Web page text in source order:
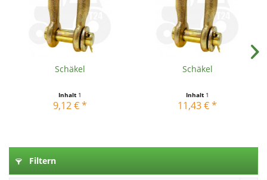
Schäkel
Inhalt 1
9,12 € *
Schäkel
Inhalt 1
11,43 € *
Filtern